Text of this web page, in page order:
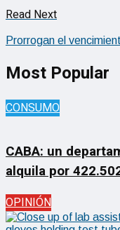
Read Next
Prorrogan el
Most Popular
CONSUMO
CABA: un
alquila por
OPINIÓN